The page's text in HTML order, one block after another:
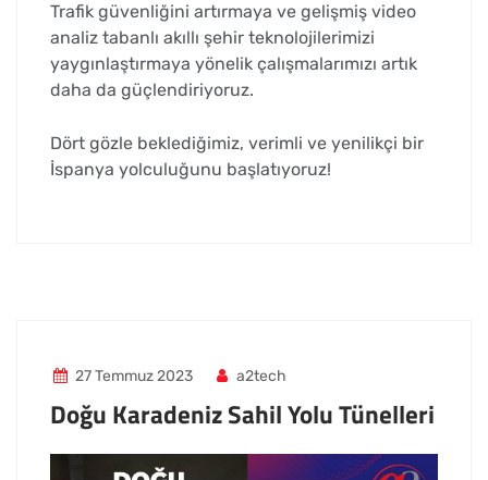
Trafik güvenliğini artırmaya ve gelişmiş video
analiz tabanlı akıllı şehir teknolojilerimizi
yaygınlaştırmaya yönelik çalışmalarımızı artık
daha da güçlendiriyoruz.
Dört gözle beklediğimiz, verimli ve yenilikçi bir
İspanya yolculuğunu başlatıyoruz!
27 Temmuz 2023 a2tech
Doğu Karadeniz Sahil Yolu Tünelleri